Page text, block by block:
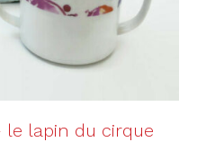
le lapin du cirque